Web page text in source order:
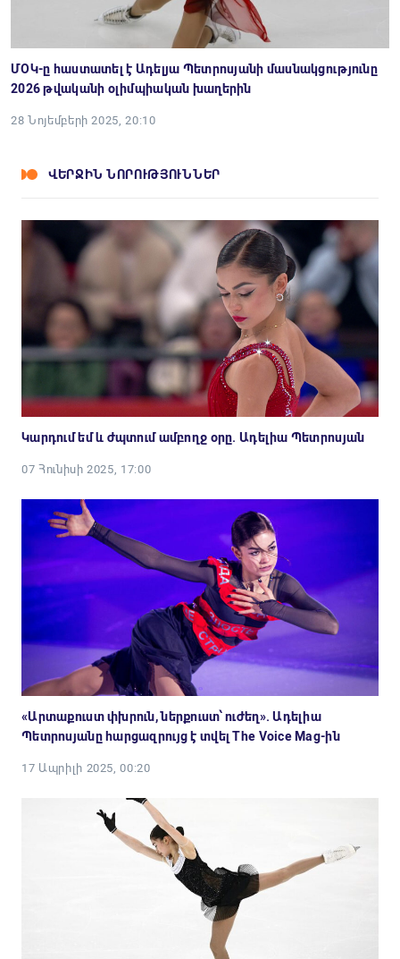
ՄՕԿ-ը հաստատել է Ադելյա Պետրոսյանի մասնակցությունը
2026 թվականի օլիմպիական խաղերին
28 Նոյեմբերի 2025, 20:10
ՎԵՐՋԻՆ ՆՈՐՈՒԹՅՈՒՆՆԵՐ
Կարդում եմ և ժպտում ամբողջ օրը. Ադելիա Պետրոսյան
07 Հունիսի 2025, 17:00
«Արտաքուստ փխրուն, ներքուստ՝ ուժեղ». Ադելիա
Պետրոսյանը հարցազրույց է տվել The Voice Mag-ին
17 Ապրիլի 2025, 00:20